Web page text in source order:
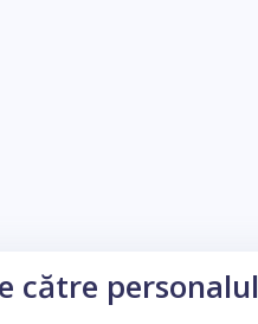
către personalul